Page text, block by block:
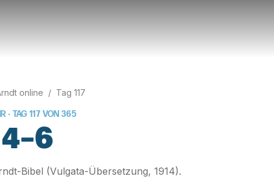
online / Tag 117
· TAG117 VON 365
Bibel (Vulgata-Übersetzung, 1914).